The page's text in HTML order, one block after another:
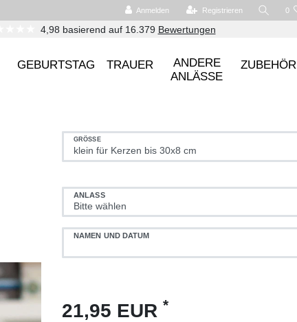
Anmelden Registrieren 0
4,98 basierend auf 16.379 Bewertungen
GEBURTSTAG TRAUER
ANDERE
ANLÄSSE
ZUBEHÖR
GRÖSSE
ANLASS
NAMEN UND DATUM
21,95 EUR *